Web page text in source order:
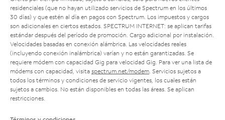
residenciales (que no hayan utilizado servicios de Spectrum en los últimos
30 días) y que estén al día en pagos con Spectrum. Los impuestos y cargos
son adicionales en ciertos estados. SPECTRUM INTERNET: se aplican tarifas
estándar después del período de promoción. Cargo adicional por instalación.
Velocidades basadas en conexión alámbrica. Las velocidades reales
(incluyendo conexión inalámbrica) varían y no están garantizadas. Se
requiere módem con capacidad Gig para velocidad Gig. Para ver una lista de
módems con capacidad, visita spectrum.net/modem . Servicios sujetos a
todos los términos y condiciones de servicio vigentes, los cuales están
sujetos a cambios. No están disponibles en todas las áreas. Se aplican
restricciones.